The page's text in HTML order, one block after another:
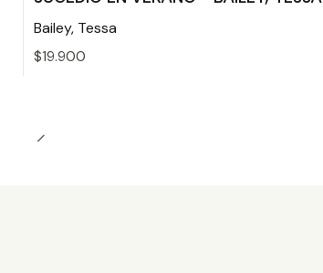
Bailey, Tessa
$19.900